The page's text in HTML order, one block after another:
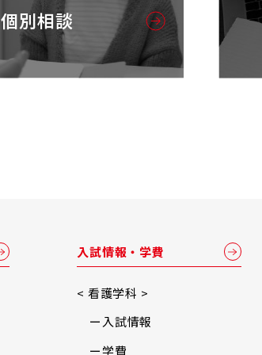
個別相談
入試情報・学費
< 看護学科 >
入試情報
学費